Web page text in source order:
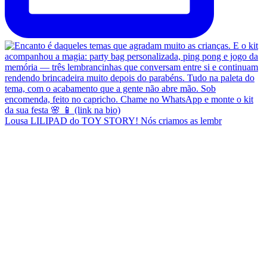
Lousa LILIPAD do TOY STORY! Nós criamos as lembr